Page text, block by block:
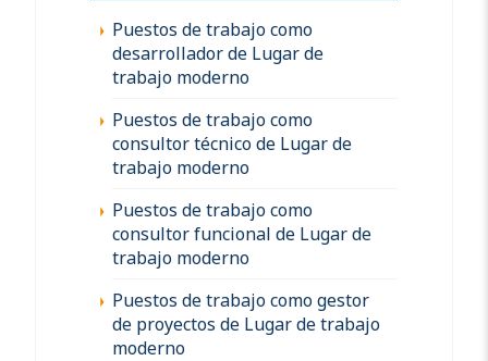
Puestos de trabajo como
desarrollador de Lugar de
trabajo moderno
Puestos de trabajo como
consultor técnico de Lugar de
trabajo moderno
Puestos de trabajo como
consultor funcional de Lugar de
trabajo moderno
Puestos de trabajo como gestor
de proyectos de Lugar de trabajo
moderno